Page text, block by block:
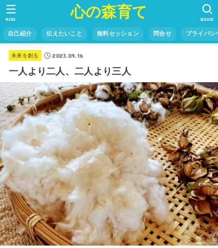
心の森育て
自己紹介 伝えたいこと 無料セッション 問合せ プライバシ
SEARCH
MENU
未来を創る 2023.09.16
一人より二人、二人より三人